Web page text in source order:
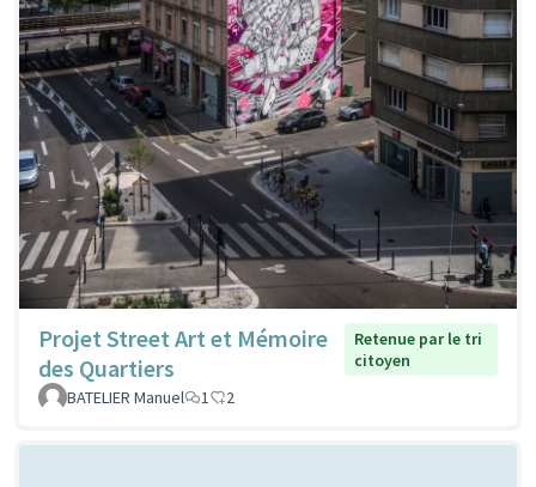
Projet Street Art et Mémoire
des Quartiers
Retenue par le tri
citoyen
BATELIER Manuel
1 2